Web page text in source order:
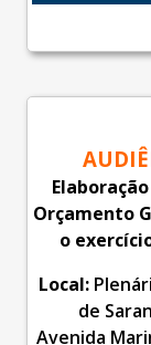
Orçamento
o
Local:
de
Avenida